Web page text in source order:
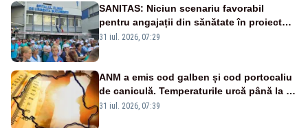
SANITAS: Niciun scenariu favorabil
pentru angajații din sănătate în proiectul
Legii salarizării
31 iul. 2026, 07:29
ANM a emis cod galben și cod portocaliu
de caniculă. Temperaturile urcă până la 38
de grade, iar nopțile devin tropicale
31 iul. 2026, 07:39